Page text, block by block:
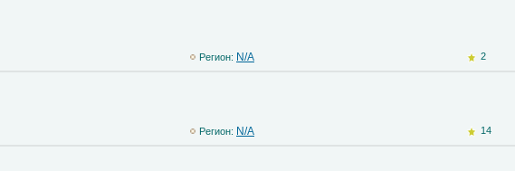
Регион: N/A 2
Регион: N/A 14